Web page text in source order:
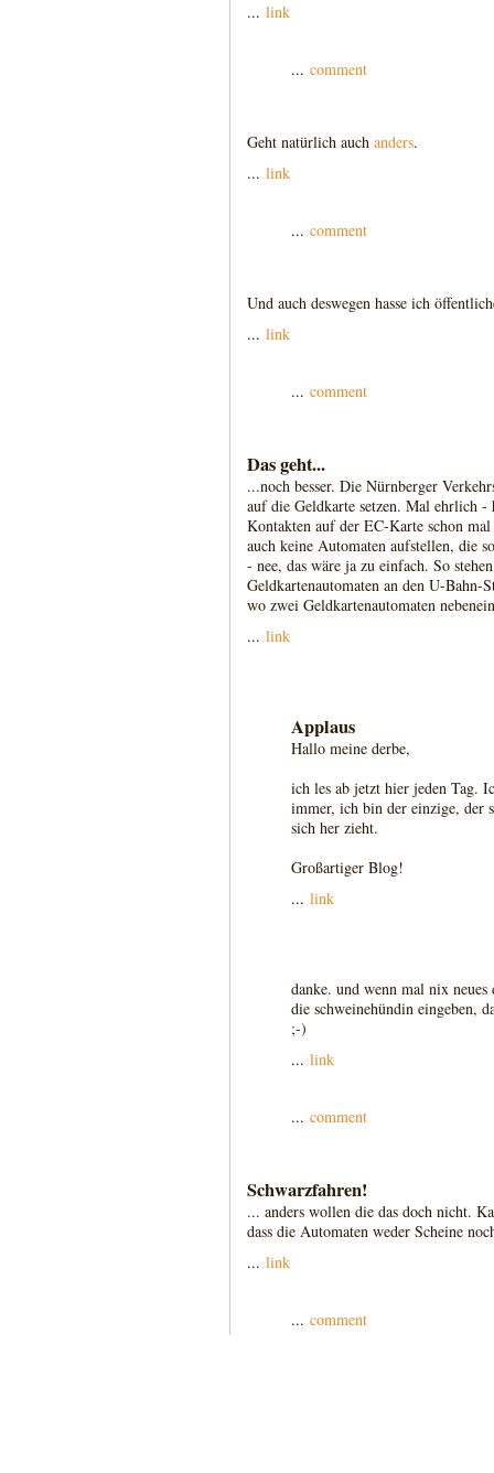
... link
... comment
Geht natürlich auch anders.
... link
... comment
Und auch deswegen hasse ich
... link
... comment
Das geht...
...noch besser. Die Nürnberger
auf die Geldkarte setzen. Mal ehrlich -
Kontakten auf der EC-Karte schon
auch keine Automaten aufstellen, die
- nee, das wäre ja zu einfach. So
Geldkartenautomaten an den U-
wo zwei Geldkartenautomaten
... link
Applaus
Hallo meine derbe,
ich les ab jetzt hier jeden Tag.
immer, ich bin der einzige, der
sich her zieht.
Großartiger Blog!
... link
danke. und wenn mal nix
die schweinehündin eingeben,
;-)
... link
... comment
Schwarzfahren!
... anders wollen die das doch nicht.
dass die Automaten weder Scheine
... link
... comment